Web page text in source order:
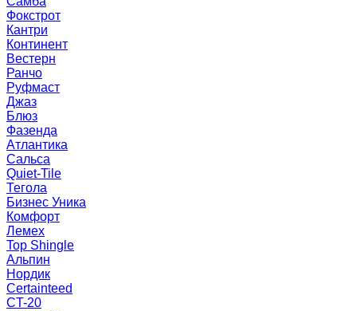
Фокстрот
Кантри
Континент
Вестерн
Ранчо
Руфмаст
Джаз
Блюз
Фазенда
Атлантика
Сальса
Quiet-Tile
Тегола
Бизнес Уника
Комфорт
Лемех
Top Shingle
Альпин
Нордик
Certainteed
CT-20